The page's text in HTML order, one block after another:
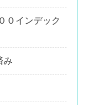
０インデック
み